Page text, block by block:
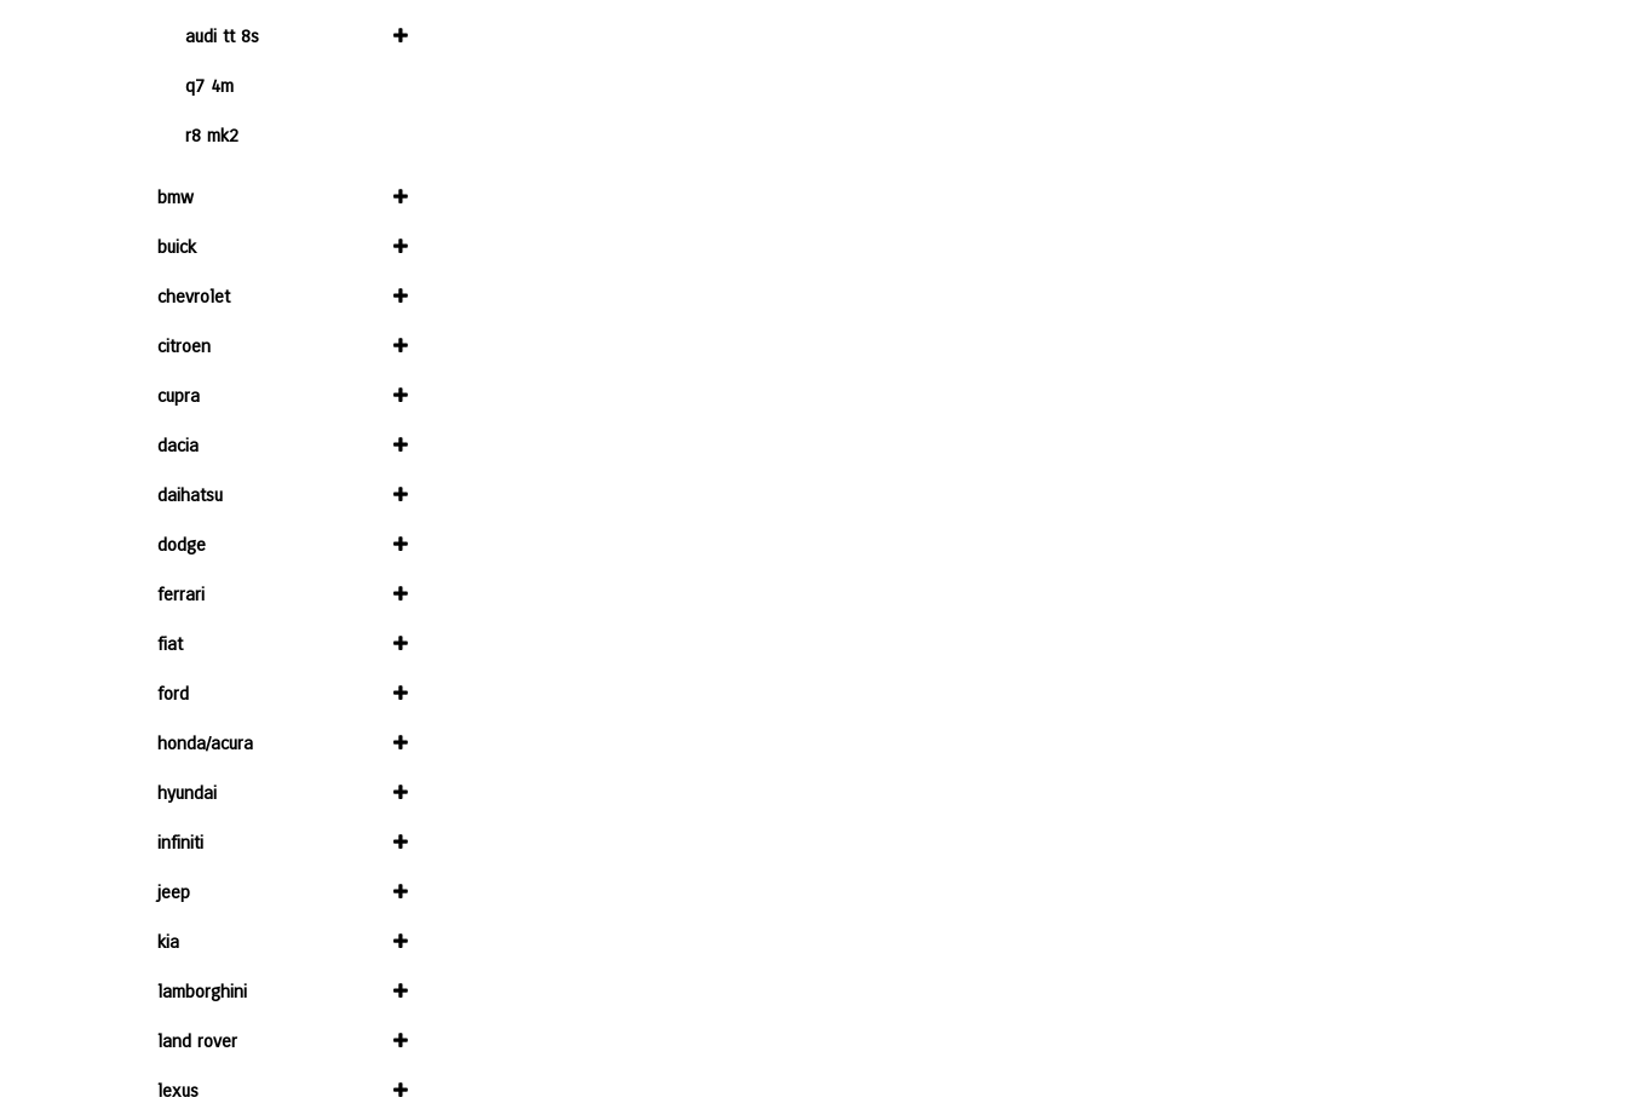
audi tt 8s
q7 4m
r8 mk2
bmw
buick
chevrolet
citroen
cupra
dacia
daihatsu
dodge
ferrari
fiat
ford
honda/acura
hyundai
infiniti
jeep
kia
lamborghini
land rover
lexus